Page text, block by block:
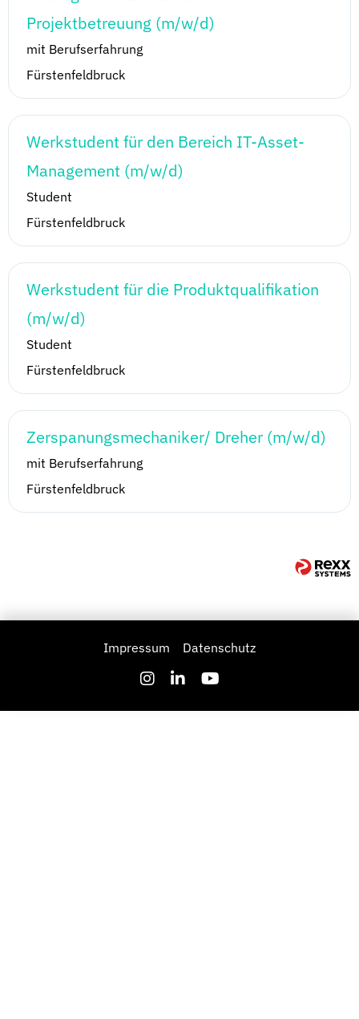
Projektbetreuung (m/w/d)
mit Berufserfahrung
Fürstenfeldbruck
Werkstudent für den Bereich IT-Asset-
Management (m/w/d)
Student
Fürstenfeldbruck
Werkstudent für die Produktqualifikation
(m/w/d)
Student
Fürstenfeldbruck
Zerspanungsmechaniker/ Dreher (m/w/d)
mit Berufserfahrung
Fürstenfeldbruck
Impressum Datenschutz